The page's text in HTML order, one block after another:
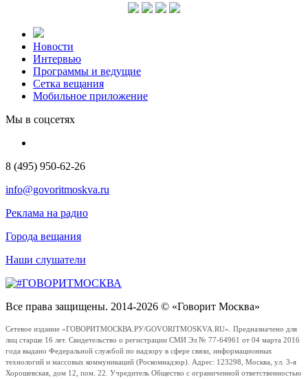
Новости
Интервью
Программы и ведущие
Сетка вещания
Мобильное приложение
Мы в соцсетях
8 (495) 950-62-26
info@govoritmoskva.ru
Реклама на радио
Города вещания
Наши слушатели
Все права защищены. 2014-2026 © «Говорит Москва»
Сетевое издание «ГОВОРИТМОСКВА.РУ/GOVORITMOSKVA.RU». Предназначено для
лиц старше 16 лет. Свидетельство о регистрации СМИ Эл № 77-64961 от 04 марта 2016
года выдано Федеральной службой по надзору в сфере связи, информационных
технологий и массовых коммуникаций (Роскомнадзор). Адрес: 123298, Москва, ул. 3-я
Хорошевская, дом 12, пом. 22. Учредитель Общество с ограниченной ответственностью